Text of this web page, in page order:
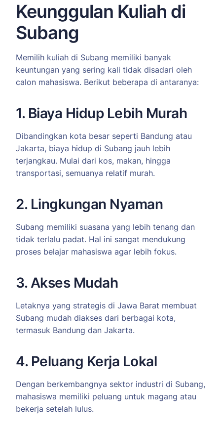
Keunggulan Kuliah di
Subang
Memilih kuliah di Subang memiliki banyak
keuntungan yang sering kali tidak disadari oleh
calon mahasiswa. Berikut beberapa di antaranya:
1. Biaya Hidup Lebih Murah
Dibandingkan kota besar seperti Bandung atau
Jakarta, biaya hidup di Subang jauh lebih
terjangkau. Mulai dari kos, makan, hingga
transportasi, semuanya relatif murah.
2. Lingkungan Nyaman
Subang memiliki suasana yang lebih tenang dan
tidak terlalu padat. Hal ini sangat mendukung
proses belajar mahasiswa agar lebih fokus.
3. Akses Mudah
Letaknya yang strategis di Jawa Barat membuat
Subang mudah diakses dari berbagai kota,
termasuk Bandung dan Jakarta.
4. Peluang Kerja Lokal
Dengan berkembangnya sektor industri di Subang,
mahasiswa memiliki peluang untuk magang atau
bekerja setelah lulus.